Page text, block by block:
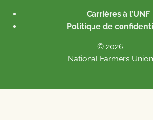
Carrières à l’UNF
Politique de
© 2026
National Farmers Union